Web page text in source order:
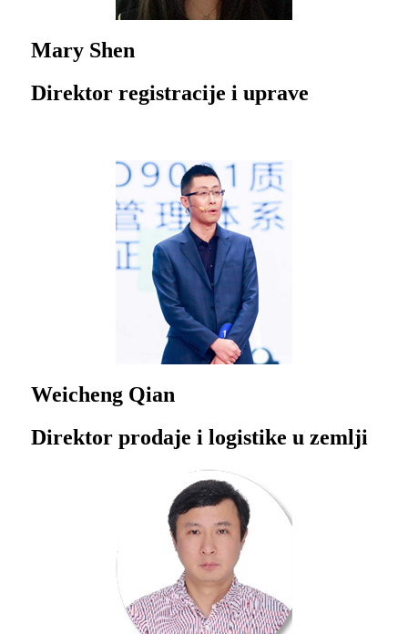
Mary Shen
Direktor registracije i uprave
Weicheng Qian
Direktor prodaje i logistike u zemlji